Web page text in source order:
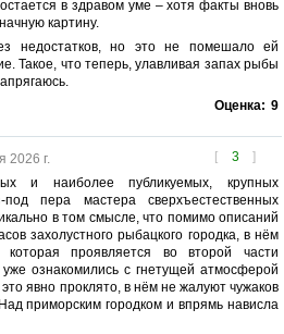
в здравом уме – хотя факты вновь
картину.
недостатков, но это не помешало ей
Такое, что теперь, улавливая запах рыбы
Оценка: 9
[ 3 ]
2026 г.
и наиболее публикуемых, крупных
пера мастера сверхъестественных
в том смысле, что помимо описаний
захолустного рыбацкого городка, в нём
проявляется во второй части
ознакомились с гнетущей атмосферой
явно проклято, в нём не жалуют чужаков
приморским городком и впрямь нависла